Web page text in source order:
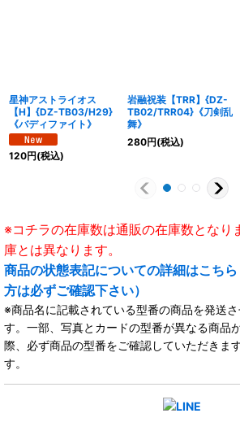
星神アストライオス
【H】{DZ-TB03/H29}
《バディファイト》
120円(税込)
岩融祝装【TRR】{DZ-
TB02/TRR04}《刀剣乱
舞》
280円(税込)
※コチラの在庫数は通販の在庫数となり
庫とは異なります。
商品の状態表記についての詳細はこち
方は必ずご確認下さい）
※商品名に記載されている型番の商品を発送
す。一部、写真とカードの型番が異なる商品
際、必ず商品の型番をご確認していただきま
す。